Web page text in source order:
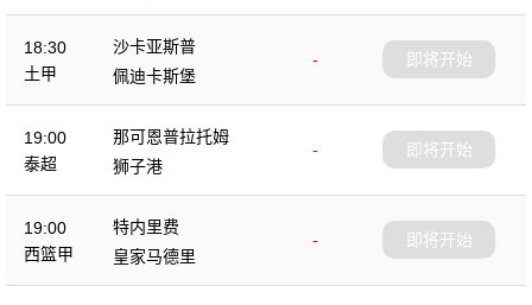
18:30
土甲
沙卡亚斯普
-
佩迪卡斯堡
即将开始
19:00
泰超
那可恩普拉托姆
-
狮子港
即将开始
19:00
西篮甲
特内里费
-
皇家马德里
即将开始